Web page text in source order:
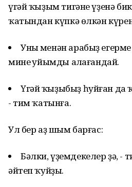
үгәй ҡыҙым тигәне үҙенә
ҡатындан күпкә өлкән
Уның менән арабыҙ
минең уйымды аңлағандай.
Үгәй ҡыҙыбыҙ һуйған да
- тим ҡатынға.
Ул бер аҙ шым барғас:
Бәлки, үҙемдекелер ҙә, -
әйтеп ҡуйҙы.